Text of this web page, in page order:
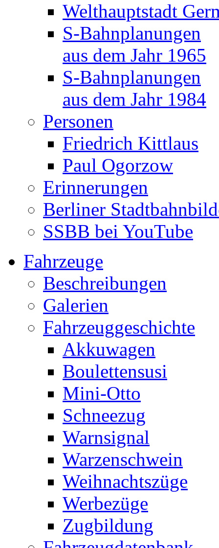
Welthauptstadt
S-Bahnplanungen
aus dem Jahr 1965
S-Bahnplanungen
aus dem Jahr 1984
Personen
Friedrich Kittlaus
Paul Ogorzow
Erinnerungen
Berliner
SSBB bei YouTube
Fahrzeuge
Beschreibungen
Galerien
Fahrzeuggeschichte
Akkuwagen
Boulettensusi
Mini-Otto
Schneezug
Warnsignal
Warzenschwein
Weihnachtszüge
Werbezüge
Zugbildung